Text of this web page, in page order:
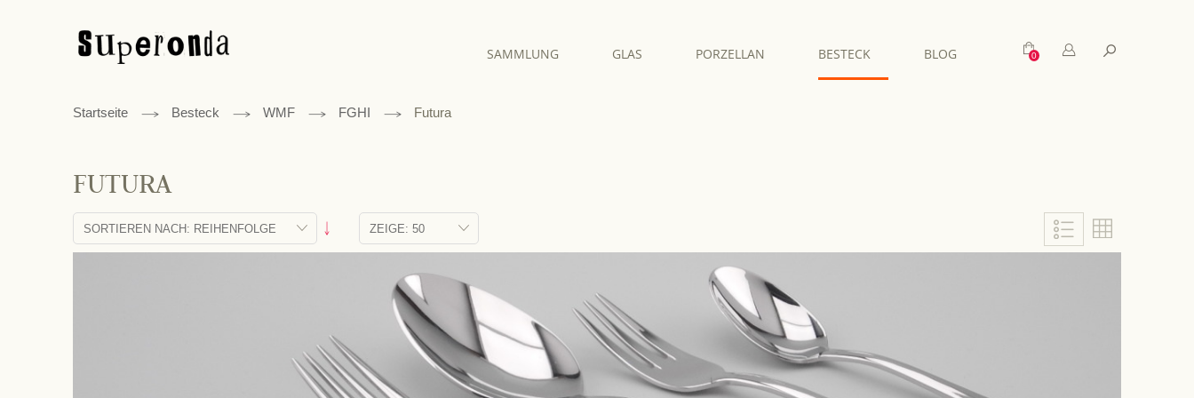
SAMMLUNG GLAS PORZELLAN BESTECK BLOG Mein WarenkorbSuche
Startseite Besteck WMF FGHI Futura
FUTURA
Liste
Absteigend
sortieren